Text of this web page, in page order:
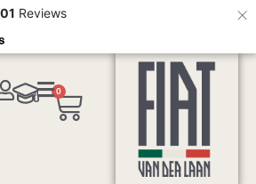
Reviews ×
0
Winkelwagen